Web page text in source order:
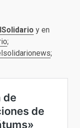
y en
;
;